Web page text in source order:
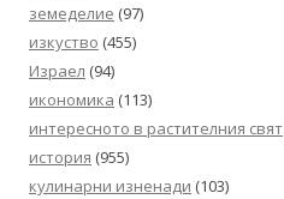
земеделие (97)
изкуство (455)
Израел (94)
икономика (113)
интересното в растителния свят
история (955)
кулинарни изненади (103)